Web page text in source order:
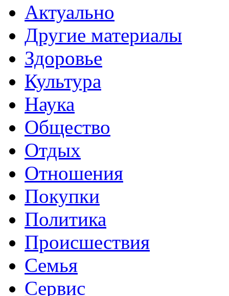
Актуально
Другие материалы
Здоровье
Культура
Наука
Общество
Отдых
Отношения
Покупки
Политика
Происшествия
Семья
Сервис